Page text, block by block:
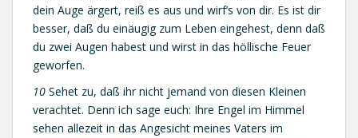
dein Auge ärgert, reiß es aus und wirf’s von dir. Es ist dir
besser, daß du einäugig zum Leben eingehest, denn daß
du zwei Augen habest und wirst in das höllische Feuer
geworfen.
10 Sehet zu, daß ihr nicht jemand von diesen Kleinen
verachtet. Denn ich sage euch: Ihre Engel im Himmel
sehen allezeit in das Angesicht meines Vaters im